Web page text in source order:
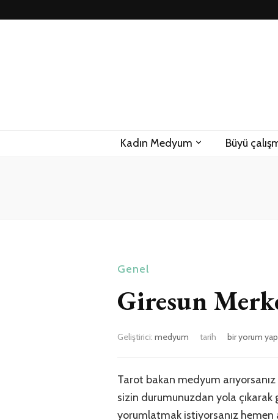
Kadın Medyum Büyü
Genel
Giresun
Geliştirici: medyum tarih
Giresun
Medyum
için
bir yorum
Tarot bakan medyum
sizin durumunuzdan yola çıkarak
yorumlatmak istiyorsanız hemen